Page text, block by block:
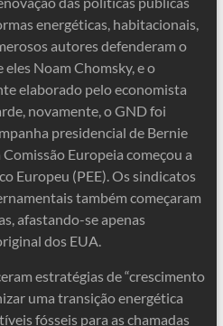
energéticas, habitacionais,
autores defenderam o
eles Noam Chomsky, e o
elaborado pelo economista
novamente, o GND foi
presidencial de Bernie
Europeia começou a
Europeu (PEE). Os sindicatos
também começaram
afastando-se apenas
dos EUA.
estratégias de “crescimento
uma transição energética
fósseis para as chamadas